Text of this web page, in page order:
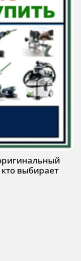
выбирает